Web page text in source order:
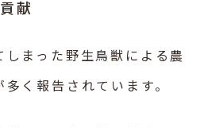
献
しまった野生鳥獣による農
く報告されています。